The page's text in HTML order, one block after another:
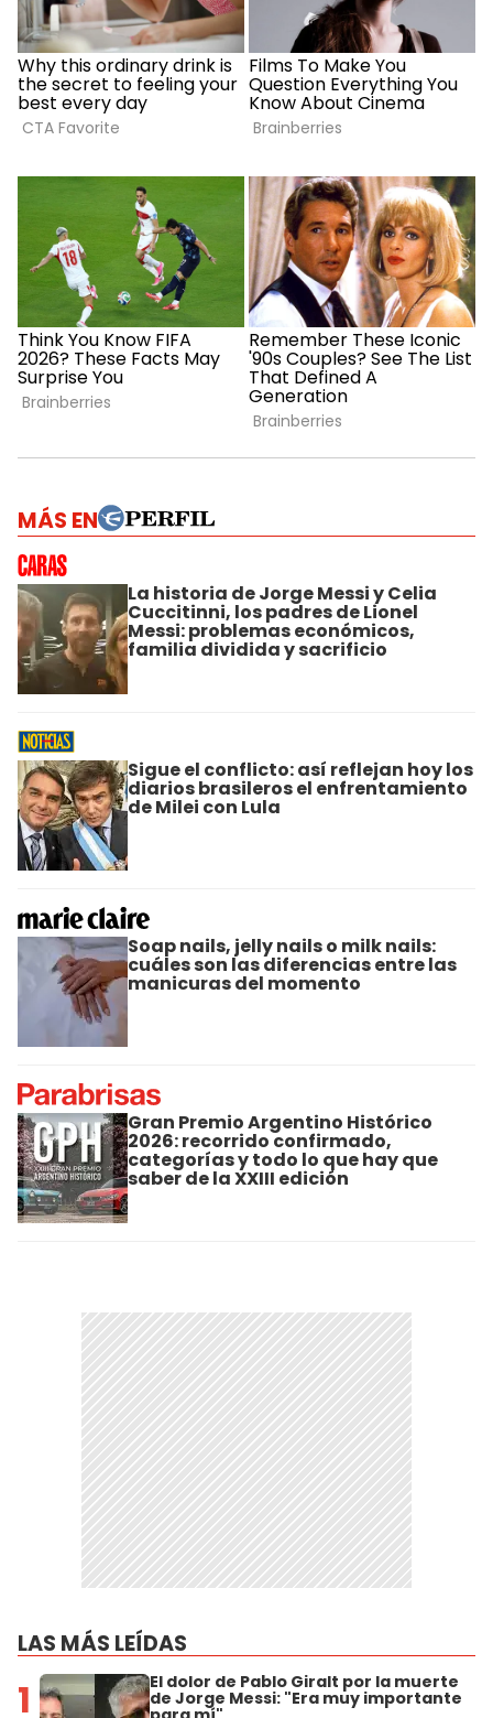
MÁS EN
La historia de Jorge Messi y Celia
Cuccitinni, los padres de Lionel
Messi: problemas económicos,
familia dividida y sacrificio
Sigue el conflicto: así reflejan hoy los
diarios brasileros el enfrentamiento
de Milei con Lula
Soap nails, jelly nails o milk nails:
cuáles son las diferencias entre las
manicuras del momento
Gran Premio Argentino Histórico
2026: recorrido confirmado,
categorías y todo lo que hay que
saber de la XXIII edición
LAS MÁS LEÍDAS
1 El dolor de Pablo Giralt por la muerte
de Jorge Messi: "Era muy importante